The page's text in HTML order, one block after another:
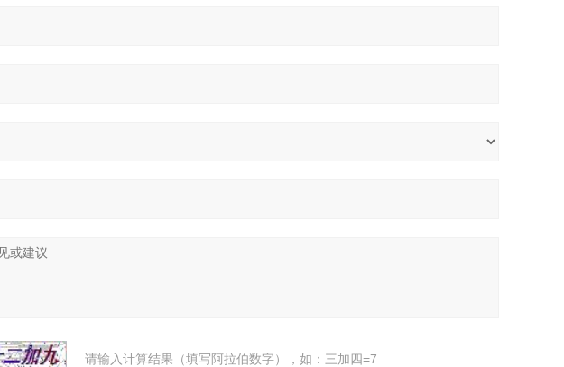
请输入计算结果（填写阿拉伯数字），如：三加四=7